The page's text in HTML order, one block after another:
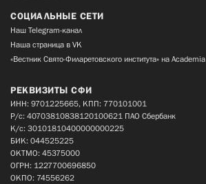
СОЦИАЛЬНЫЕ СЕТИ
Наш Telegram-канал
Наша страница в VK
«Вестник Свято-Филаретовского института» на Academia
РЕКВИЗИТЫ СФИ
ИНН: 9701225665, КПП: 770101001
Р/с: 40703810838120100621 ПАО Сбербанк
К/с: 30101810400000000225
БИК: 044525225
ОКТМО: 45375000
ОГРН: 1227700696850
ОКПО: 74556262